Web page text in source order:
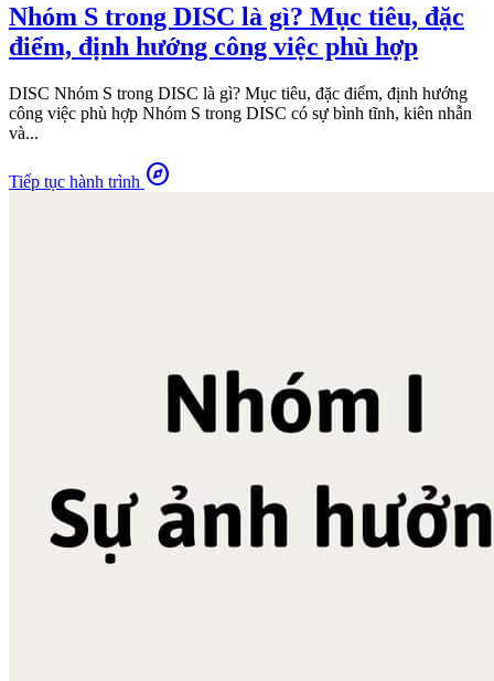
Nhóm S trong DISC là gì? Mục tiêu, đặc
điểm, định hướng công việc phù hợp
DISC Nhóm S trong DISC là gì? Mục tiêu, đặc điểm, định hướng
công việc phù hợp Nhóm S trong DISC có sự bình tĩnh, kiên nhẫn
và...
Tiếp tục hành trình explore